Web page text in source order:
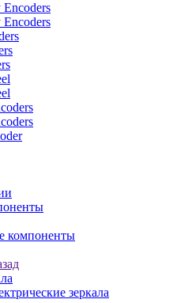
компоненты
зеркала